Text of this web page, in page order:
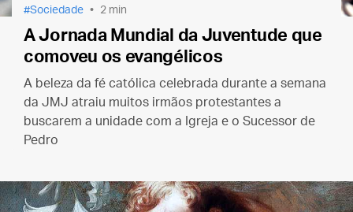
Sociedade 2 min
A Jornada Mundial da Juventude que
comoveu os evangélicos
A beleza da fé católica celebrada durante a semana
da JMJ atraiu muitos irmãos protestantes a
buscarem a unidade com a Igreja e o Sucessor de
Pedro